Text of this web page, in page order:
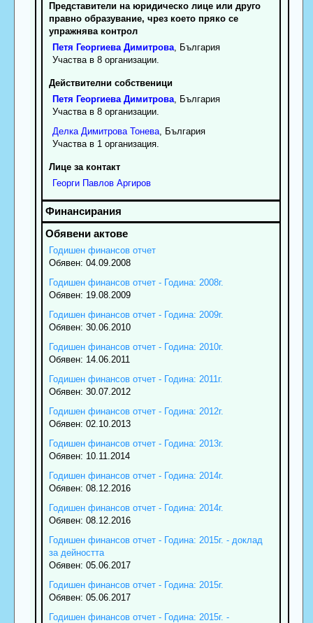
Представители на юридическо лице или друго
правно образувание, чрез което пряко се
упражнява контрол
Петя Георгиева Димитрова, България
Участва в 8 организации.
Действителни собственици
Петя Георгиева Димитрова, България
Участва в 8 организации.
Делка Димитрова Тонева, България
Участва в 1 организация.
Лице за контакт
Георги Павлов Аргиров
Годишен финансов отчет
Обявен: 04.09.2008
Годишен финансов отчет - Година: 2008г.
Обявен: 19.08.2009
Годишен финансов отчет - Година: 2009г.
Обявен: 30.06.2010
Годишен финансов отчет - Година: 2010г.
Обявен: 14.06.2011
Годишен финансов отчет - Година: 2011г.
Обявен: 30.07.2012
Годишен финансов отчет - Година: 2012г.
Обявен: 02.10.2013
Годишен финансов отчет - Година: 2013г.
Обявен: 10.11.2014
Годишен финансов отчет - Година: 2014г.
Обявен: 08.12.2016
Годишен финансов отчет - Година: 2014г.
Обявен: 08.12.2016
Годишен финансов отчет - Година: 2015г. - доклад
за дейността
Обявен: 05.06.2017
Годишен финансов отчет - Година: 2015г.
Обявен: 05.06.2017
Годишен финансов отчет - Година: 2015г. -